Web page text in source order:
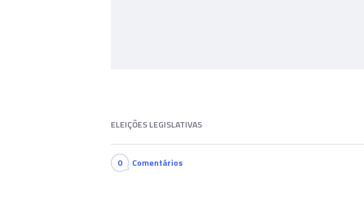
ELEIÇÕES LEGISLATIVAS
0 Comentários